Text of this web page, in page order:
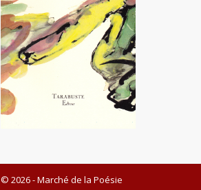
© 2026 - Marché de la Poésie